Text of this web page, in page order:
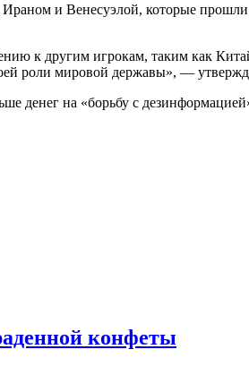
и Венесуэлой, которые
к другим игрокам, таким как
роли мировой державы», —
денег на «борьбу с
конфеты